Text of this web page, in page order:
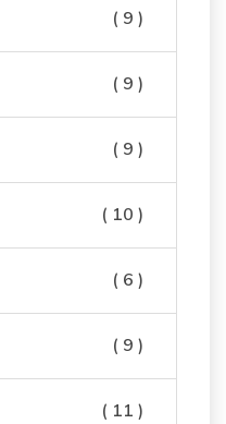
( 9 )
( 9 )
( 9 )
( 10 )
( 6 )
( 9 )
( 11 )